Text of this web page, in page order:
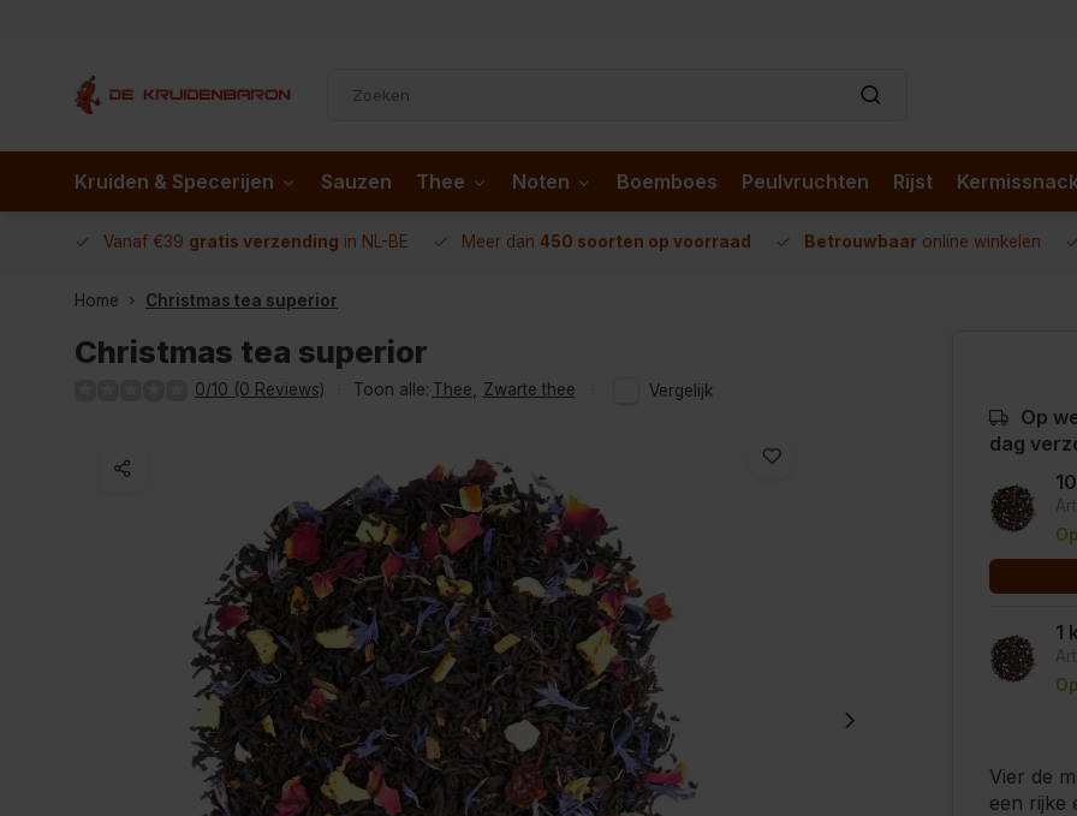
Kruiden & Specerijen Sauzen Thee Noten Boemboes Peulvruchten Rijst
Vanaf €39 gratis verzending in NL-BE Meer dan 450 soorten op voorraad Betrouwbaar online winkelen
Home Christmas tea superior
Christmas tea superior
0/10 (0 Reviews) Toon alle: Thee Zwarte thee Vergelijk
Op
dag
1
Vier de
een rijke